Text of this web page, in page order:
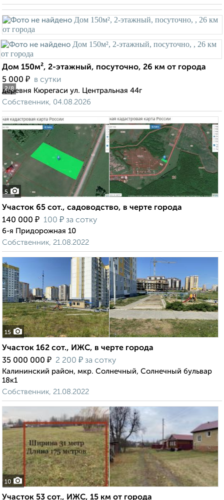
2/8
Дом 150м², 2-этажный, посуточно, 26 км от города
5 000 ₽ в сутки
деревня Кюрегаси ул. Центральная 44г
Собственник, 04.08.2026
5
Участок 65 сот., садоводство, в черте города
140 000 ₽ 100 ₽ за сотку
6-я Придорожная 10
Собственник, 21.08.2022
15
Участок 162 сот., ИЖС, в черте города
35 000 000 ₽ 2 200 ₽ за сотку
Калининский район, мкр. Солнечный, Солнечный бульвар
18к1
Собственник, 21.08.2022
10
Участок 53 сот., ИЖС, 15 км от города